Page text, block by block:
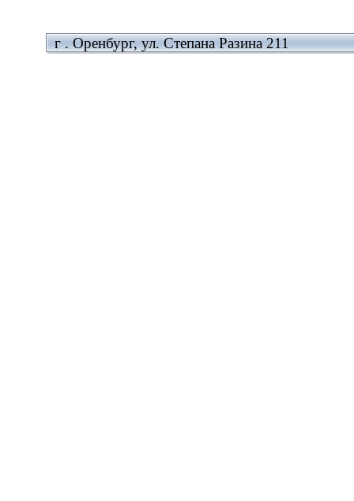
г . Оренбург, ул. Степана Разина 211